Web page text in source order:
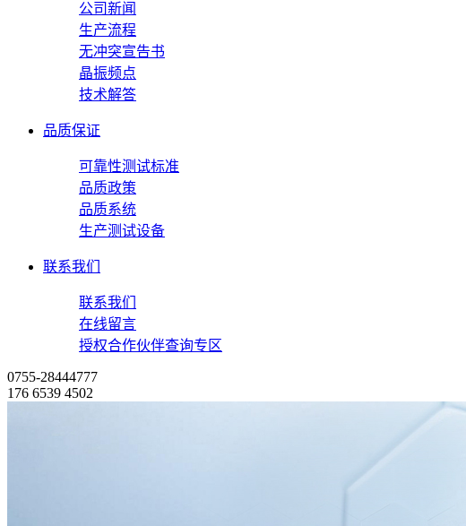
公司新闻
生产流程
无冲突宣告书
晶振频点
技术解答
品质保证
可靠性测试标准
品质政策
品质系统
生产测试设备
联系我们
联系我们
在线留言
授权合作伙伴查询专区
0755-28444777
176 6539 4502